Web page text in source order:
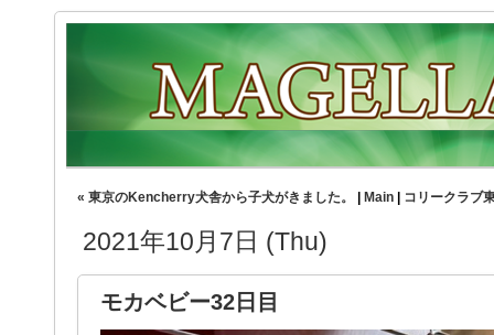
« 東京のKencherry犬舎から子犬がきました。 Main コリークラブ
2021年10月7日 (Thu)
モカベビー32日目